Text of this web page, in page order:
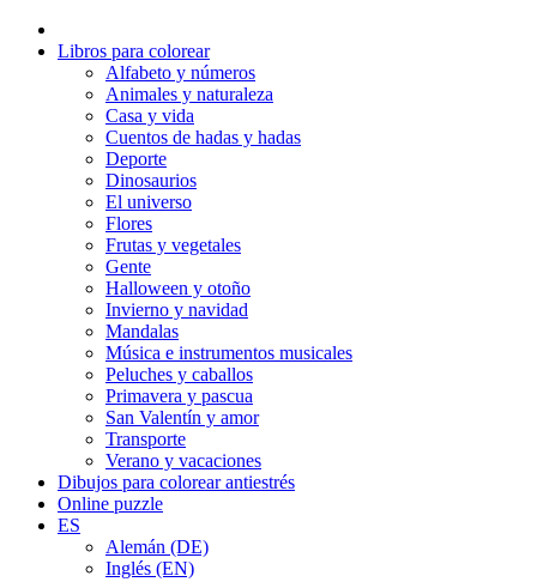
Libros para colorear
Alfabeto y números
Animales y naturaleza
Casa y vida
Cuentos de hadas y hadas
Deporte
Dinosaurios
El universo
Flores
Frutas y vegetales
Gente
Halloween y otoño
Invierno y navidad
Mandalas
Música e instrumentos musicales
Peluches y caballos
Primavera y pascua
San Valentín y amor
Transporte
Verano y vacaciones
Dibujos para colorear antiestrés
Online puzzle
ES
Alemán (DE)
Inglés (EN)